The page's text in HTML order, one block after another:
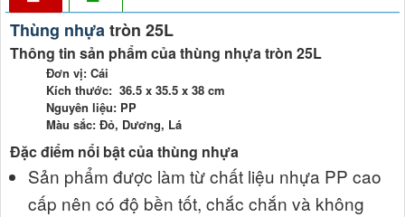
Thùng nhựatròn 25L
Thông tin sản phẩm của thùng nhựa tròn 25L
Đơn vị: Cái
Kích thước: 36.5 x 35.5 x 38 cm
Nguyên liệu: PP
Màu sắc: Đỏ, Dương, Lá
Đặc điểm nổi bật của thùng nhựa
Sản phẩm được làm từ chất liệu nhựa PP cao
cấp nên có độ bền tốt, chắc chắn và không